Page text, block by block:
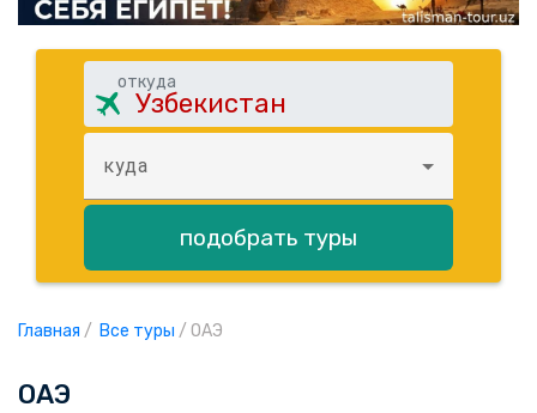
О проекте
откуда
куда
подобрать туры
Главная / Все туры / ОАЭ
ОАЭ